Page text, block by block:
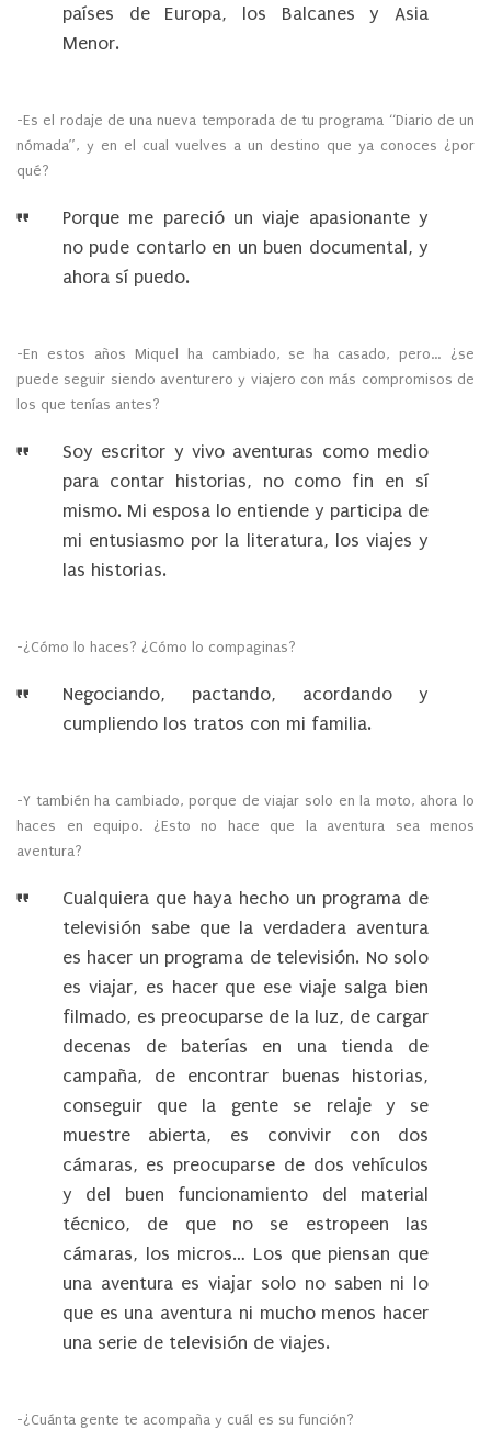
países de Europa, los Balcanes y Asia
Menor.
-Es el rodaje de una nueva temporada de tu programa “Diario de un
nómada”, y en el cual vuelves a un destino que ya conoces ¿por
qué?
Porque me pareció un viaje apasionante y
no pude contarlo en un buen documental, y
ahora sí puedo.
-En estos años Miquel ha cambiado, se ha casado, pero… ¿se
puede seguir siendo aventurero y viajero con más compromisos de
los que tenías antes?
Soy escritor y vivo aventuras como medio
para contar historias, no como fin en sí
mismo. Mi esposa lo entiende y participa de
mi entusiasmo por la literatura, los viajes y
las historias.
-¿Cómo lo haces? ¿Cómo lo compaginas?
Negociando, pactando, acordando y
cumpliendo los tratos con mi familia.
-Y también ha cambiado, porque de viajar solo en la moto, ahora lo
haces en equipo. ¿Esto no hace que la aventura sea menos
aventura?
Cualquiera que haya hecho un programa de
televisión sabe que la verdadera aventura
es hacer un programa de televisión. No solo
es viajar, es hacer que ese viaje salga bien
filmado, es preocuparse de la luz, de cargar
decenas de baterías en una tienda de
campaña, de encontrar buenas historias,
conseguir que la gente se relaje y se
muestre abierta, es convivir con dos
cámaras, es preocuparse de dos vehículos
y del buen funcionamiento del material
técnico, de que no se estropeen las
cámaras, los micros… Los que piensan que
una aventura es viajar solo no saben ni lo
que es una aventura ni mucho menos hacer
una serie de televisión de viajes.
-¿Cuánta gente te acompaña y cuál es su función?